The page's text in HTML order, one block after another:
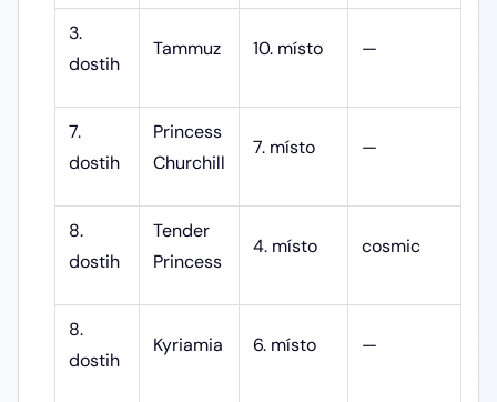
3.
dostih
Tammuz 10. místo —
7.
dostih
Princess
Churchill
7. místo —
8.
dostih
Tender
Princess
4. místo cosmic
8.
dostih
Kyriamia 6. místo —